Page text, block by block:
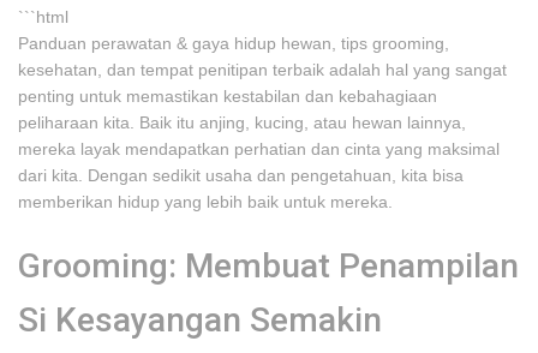
```html
Panduan perawatan & gaya hidup hewan, tips grooming,
kesehatan, dan tempat penitipan terbaik adalah hal yang sangat
penting untuk memastikan kestabilan dan kebahagiaan
peliharaan kita. Baik itu anjing, kucing, atau hewan lainnya,
mereka layak mendapatkan perhatian dan cinta yang maksimal
dari kita. Dengan sedikit usaha dan pengetahuan, kita bisa
memberikan hidup yang lebih baik untuk mereka.
Grooming: Membuat Penampilan
Si Kesayangan Semakin